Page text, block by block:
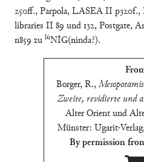
250ff., Parpola, LASEA II p320f.,
libraries II 89 und 132, Postgate,
n859 zu lúNÍG(ninda?).
Borger, R.,
Zweite, revidierte und
Alter Orient und
Münster: Ugarit-
By permission